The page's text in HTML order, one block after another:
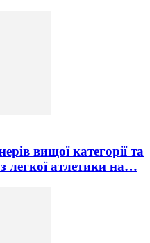
вищої категорії та
легкої атлетики на…